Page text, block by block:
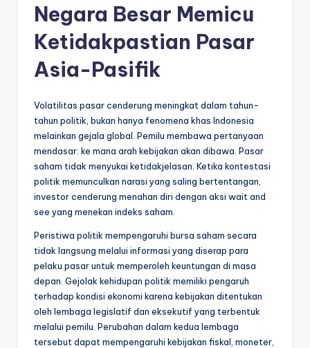
Negara Besar Memicu
Ketidakpastian Pasar
Asia-Pasifik
Volatilitas pasar cenderung meningkat dalam tahun-
tahun politik, bukan hanya fenomena khas Indonesia
melainkan gejala global. Pemilu membawa pertanyaan
mendasar: ke mana arah kebijakan akan dibawa. Pasar
saham tidak menyukai ketidakjelasan. Ketika kontestasi
politik memunculkan narasi yang saling bertentangan,
investor cenderung menahan diri dengan aksi wait and
see yang menekan indeks saham.
Peristiwa politik mempengaruhi bursa saham secara
tidak langsung melalui informasi yang diserap para
pelaku pasar untuk memperoleh keuntungan di masa
depan. Gejolak kehidupan politik memiliki pengaruh
terhadap kondisi ekonomi karena kebijakan ditentukan
oleh lembaga legislatif dan eksekutif yang terbentuk
melalui pemilu. Perubahan dalam kedua lembaga
tersebut dapat mempengaruhi kebijakan fiskal, moneter,